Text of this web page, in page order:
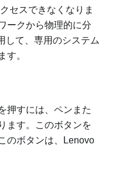
セスできなくなりま
ークから物理的に分
して、専用のシステム
す。
押すには、ペンまた
ます。このボタンを
のボタンは、Lenovo